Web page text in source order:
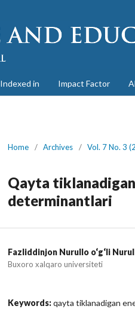
Indexed in Impact Factor
Home / Archives / Vol. 7 No. 3
Qayta
determinantlari
Fazliddinjon Nurullo o‘g‘li
Buxoro xalqaro universiteti
Keywords:qayta tiklanadigan